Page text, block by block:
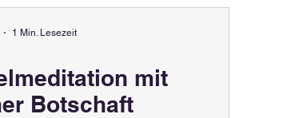
mit
Botschaft​
1 Min. Lesezeit